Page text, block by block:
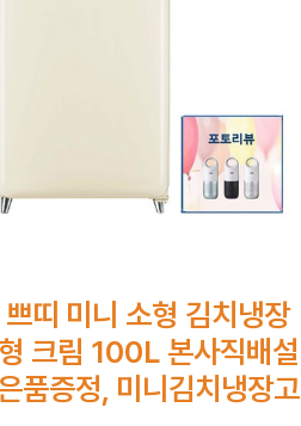
쁘띠 미니 소형 김치냉장
크림 100L 본사직배설
품증정, 미니김치냉장고